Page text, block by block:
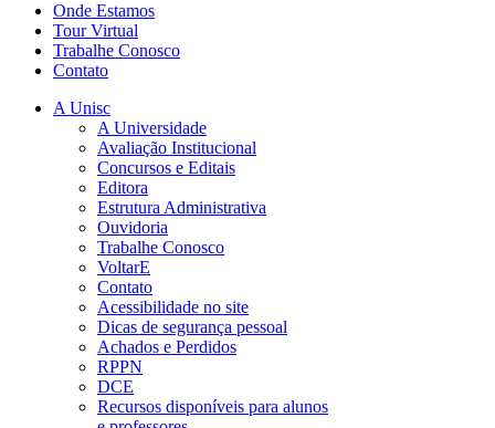
Onde Estamos
Tour Virtual
Trabalhe Conosco
Contato
A Unisc
A Universidade
Avaliação Institucional
Concursos e Editais
Editora
Estrutura Administrativa
Ouvidoria
Trabalhe Conosco
VoltarE
Contato
Acessibilidade no site
Dicas de segurança pessoal
Achados e Perdidos
RPPN
DCE
Recursos disponíveis para alunos